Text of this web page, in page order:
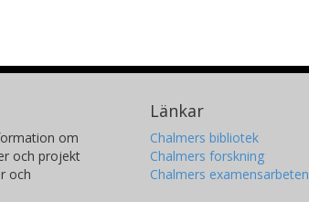
om
och projekt
och
Länkar
Chalmers bibliotek
Chalmers forskning
Chalmers examensarbeten